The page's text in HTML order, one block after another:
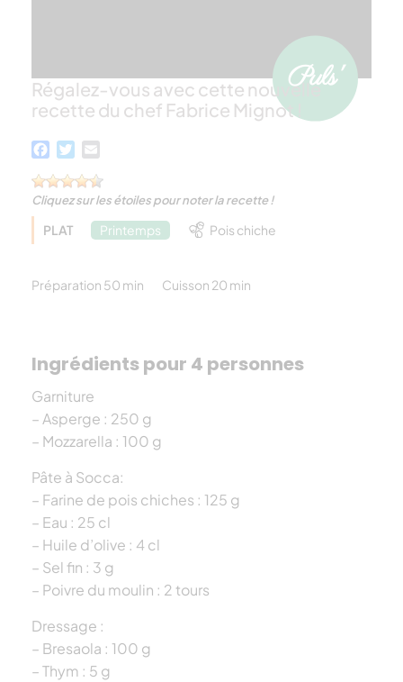
Régalez-vous avec cette nouvelle
recette du chef Fabrice Mignot !
Facebook
Twitter
Cliquez sur les étoiles pour noter la recette !
PLAT Printemps Pois chiche
Préparation 50 min Cuisson 20 min
Ingrédients pour 4 personnes
Garniture
– Asperge : 250 g
– Mozzarella : 100 g
Pâte à Socca:
– Farine de pois chiches : 125 g
– Eau : 25 cl
– Huile d’olive : 4 cl
– Sel fin : 3 g
– Poivre du moulin : 2 tours
Dressage :
– Bresaola : 100 g
– Thym : 5 g